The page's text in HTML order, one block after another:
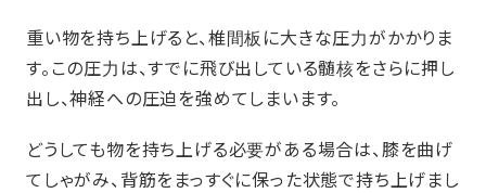
重い物を持ち上げると、椎間板に大きな圧力がかかりま
す。この圧力は、すでに飛び出している髄核をさらに押し
出し、神経への圧迫を強めてしまいます。
どうしても物を持ち上げる必要がある場合は、膝を曲げ
てしゃがみ、背筋をまっすぐに保った状態で持ち上げまし